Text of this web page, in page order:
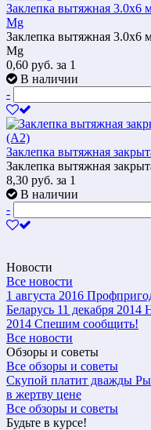
Заклепка вытяжная 3.0х6
Mg
Заклепка вытяжная 3.0х6
Mg
0,60 руб. за 1
В наличии
-
Заклепка вытяжная
Заклепка вытяжная
8,30 руб. за 1
В наличии
-
Новости
Все новости
1 августа 2016
Беларусь 11 декабря 2014
2014 Спешим сообщить!
Все новости
Обзоры и советы
Все обзоры и советы
Скупой платит дважды
в жертву цене
Все обзоры и советы
Будьте в курсе!